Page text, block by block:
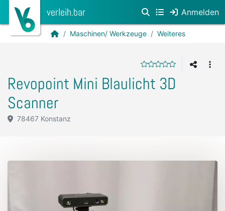
verleih.bar Anmelden
Maschinen/ Werkzeuge Weiteres
Revopoint Mini Blaulicht 3D
Scanner
78467 Konstanz